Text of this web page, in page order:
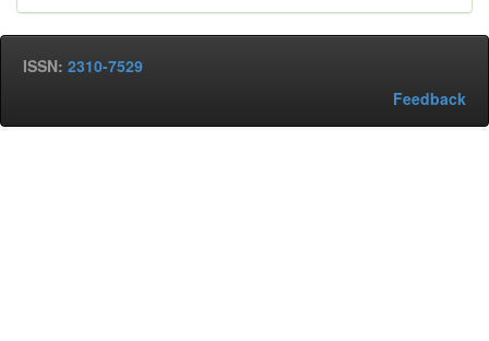
ISSN: 2310-7529
Feedback